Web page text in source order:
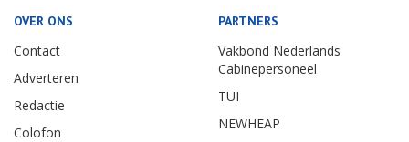
OVER ONS
Contact
Adverteren
Redactie
Colofon
PARTNERS
Vakbond Nederlands
Cabinepersoneel
TUI
NEWHEAP